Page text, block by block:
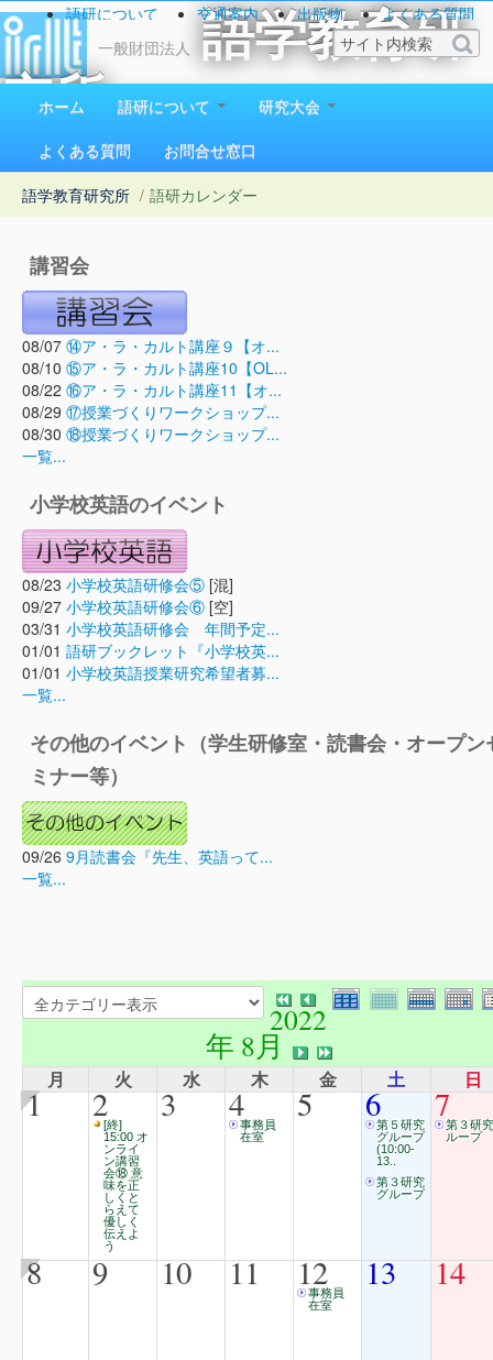
一般財団法人
語学教育研
究所
1923（大正12）年創立
語研について 交通案内 出版物
よくある質問
お問い合わせ
ホーム 語研について
研究大会
よくある質問
お問合せ窓口
語学教育研究所 / 語研カレンダー
講習会
08/07 ⑭ア・ラ・カルト講座９【オ...
08/10 ⑮ア・ラ・カルト講座10【OL...
08/22 ⑯ア・ラ・カルト講座11【オ...
08/29 ⑰授業づくりワークショップ...
08/30 ⑱授業づくりワークショップ...
一覧...
小学校英語のイベント
08/23 小学校英語研修会⑤ [混]
09/27 小学校英語研修会⑥ [空]
03/31 小学校英語研修会 年間予定...
01/01 語研ブックレット『小学校英...
01/01 小学校英語授業研究希望者募...
一覧...
その他のイベント（学生研修室・読書会・オープン
ミナー等）
09/26 9月読書会『先生、英語って...
一覧...
2022
年 8月
月 火 水 木 金 土 日
1 2[終]
15:00 オ
ンライ
ン講習
会⑱ 意
味を正
しくと
らえて
優しく
伝えよ
う
3 4事務員
在室
5 6第５研究
グループ
(10:00-
13..
第３研究
グループ
7第３研
ループ
8 9 10 11 12
事務員
在室
13 14